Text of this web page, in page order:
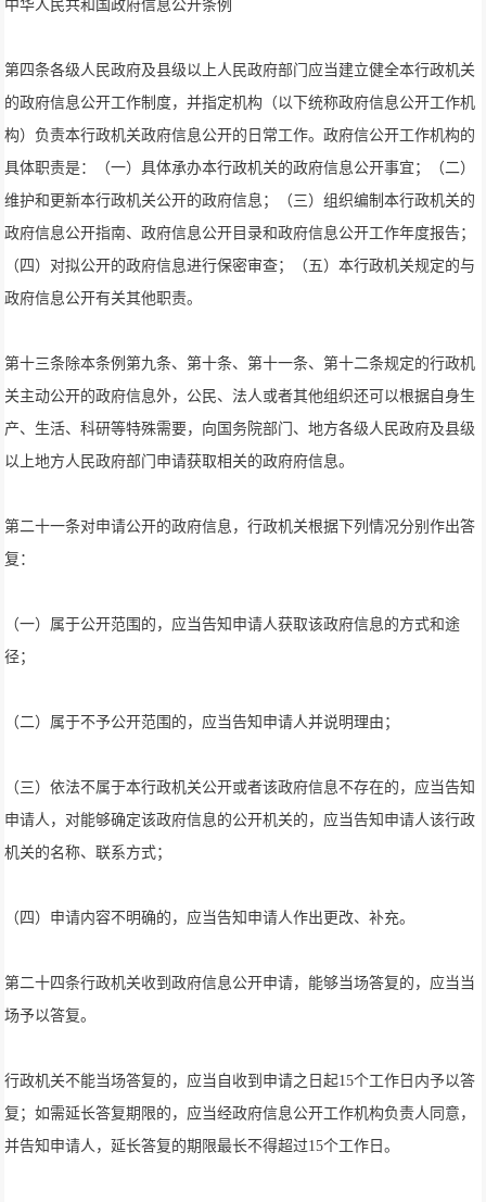
中华人民共和国政府信息公开条例
第四条各级人民政府及县级以上人民政府部门应当建立健全本行政机关
的政府信息公开工作制度，并指定机构（以下统称政府信息公开工作机
构）负责本行政机关政府信息公开的日常工作。政府信公开工作机构的
具体职责是：（一）具体承办本行政机关的政府信息公开事宜；（二）
维护和更新本行政机关公开的政府信息；（三）组织编制本行政机关的
政府信息公开指南、政府信息公开目录和政府信息公开工作年度报告；
（四）对拟公开的政府信息进行保密审查；（五）本行政机关规定的与
政府信息公开有关其他职责。
第十三条除本条例第九条、第十条、第十一条、第十二条规定的行政机
关主动公开的政府信息外，公民、法人或者其他组织还可以根据自身生
产、生活、科研等特殊需要，向国务院部门、地方各级人民政府及县级
以上地方人民政府部门申请获取相关的政府府信息。
第二十一条对申请公开的政府信息，行政机关根据下列情况分别作出答
复：
（一）属于公开范围的，应当告知申请人获取该政府信息的方式和途
径；
（二）属于不予公开范围的，应当告知申请人并说明理由；
（三）依法不属于本行政机关公开或者该政府信息不存在的，应当告知
申请人，对能够确定该政府信息的公开机关的，应当告知申请人该行政
机关的名称、联系方式；
（四）申请内容不明确的，应当告知申请人作出更改、补充。
第二十四条行政机关收到政府信息公开申请，能够当场答复的，应当当
场予以答复。
行政机关不能当场答复的，应当自收到申请之日起15个工作日内予以答
复；如需延长答复期限的，应当经政府信息公开工作机构负责人同意，
并告知申请人，延长答复的期限最长不得超过15个工作日。